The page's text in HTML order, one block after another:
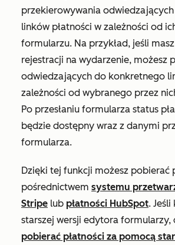
przekierowywania
linków płatności w zależności od
formularzu. Na przykład, jeśli
rejestracji na wydarzenie, możesz
odwiedzających do konkretnego
zależności od wybranego przez
Po przesłaniu formularza status
będzie dostępny wraz z danymi
formularza.
Dzięki tej funkcji możesz pobierać
pośrednictwem systemu
Stripe lub płatności HubSpot.
starszej wersji edytora formularzy,
pobierać płatności za pomocą